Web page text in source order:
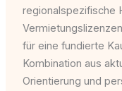
regionalspezifische
für eine fundierte
Kombination aus
Orientierung und